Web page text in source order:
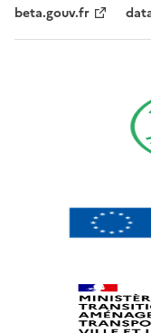
beta.gouv.fr